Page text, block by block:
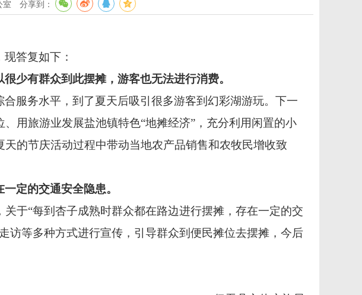
室 分享到：
答复如下：
很少有群众到此摆摊 ，游客也无法进行消费。
服务水平，到了夏天后吸引很多游客到幻彩湖游玩。下一
、用旅游业发展盐池镇特色“地摊经济”，充分利用闲置的小
天的节庆活动过程中带动当地农产品销售和农牧民增收致
定的交通安全隐患。
关于“每到杏子成熟时群众都在路边进行摆摊，存在一定的交
访等多种方式进行宣传，引导群众到便民摊位去摆摊，今后